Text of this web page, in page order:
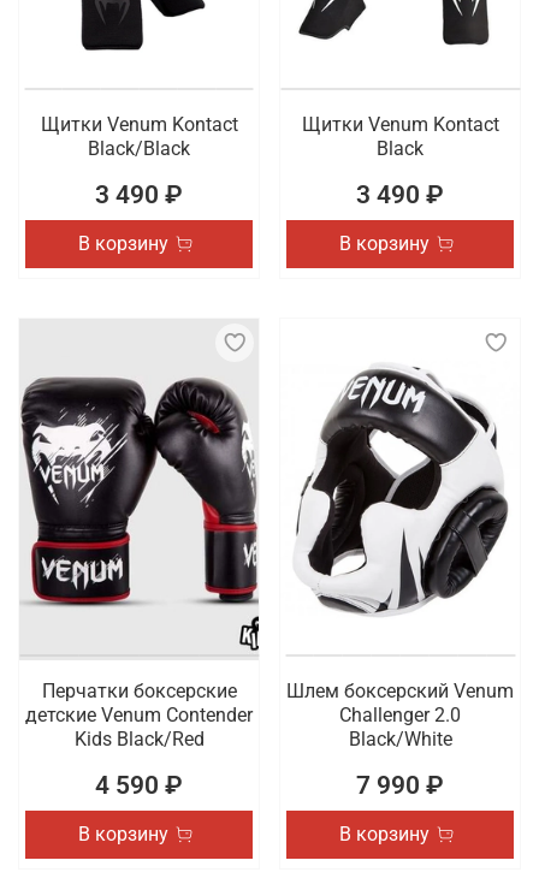
Щитки Venum Kontact
Black/Black
3 490 ₽
В корзину
Щитки Venum Kontact
Black
3 490 ₽
В корзину
Перчатки боксерские
детские Venum Contender
Kids Black/Red
4 590 ₽
В корзину
Шлем боксерский Venum
Challenger 2.0
Black/White
7 990 ₽
В корзину